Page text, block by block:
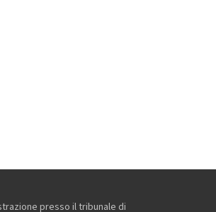
presso il tribunale di